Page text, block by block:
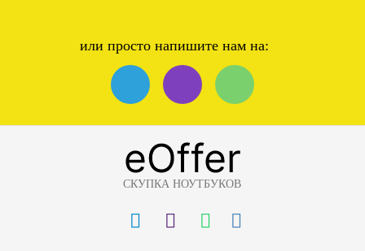
или просто напишите нам на:
СКУПКА НОУТБУКОВ